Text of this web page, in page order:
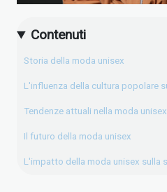
Contenuti
Storia della moda unisex
L'influenza della cultura popolare
Tendenze attuali nella moda unisex
Il futuro della moda unisex
L'impatto della moda unisex sulla